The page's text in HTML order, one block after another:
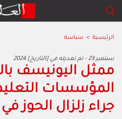
الرئيسية > سياسة
2024 سبتمبر 23 - تم تعديله في [التاريخ]
ممثل اليونيسف
المؤسسات
جراء زلزال الحوز